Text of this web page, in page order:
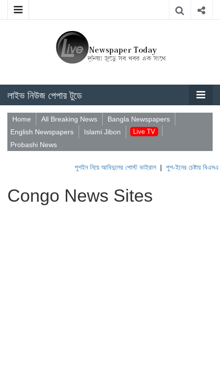
লাইভ নিউজ পেপার টুডে
Home All Breaking News
Bangla Newspapers
English Newspapers
Islami Jibon Live TV
Probashi News
পুশইন নিয়ে আবিদুলের পোস্ট ভাইরাল|পুশ-ইনের চেষ্টায় বিএসএফ,
Congo News Sites